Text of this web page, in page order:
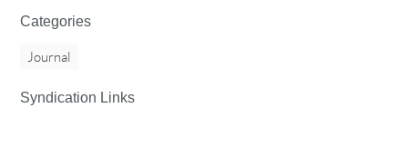
Categories
Journal
Syndication Links